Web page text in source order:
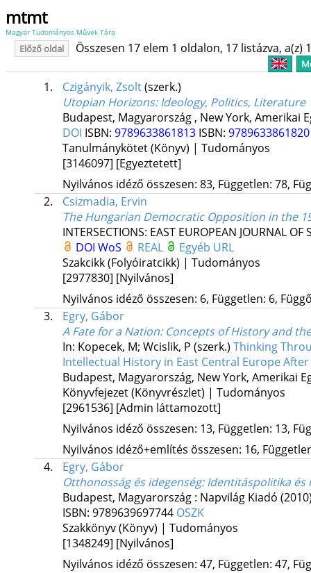
mtmt
Magyar Tudományos Művek Tára
Előző oldal Összesen 17 elem 1 oldalon, 17 listázva, a(z)
1. Czigányik, Zsolt(szerk.)
Utopian Horizons: Ideology, Politics, Literature
Budapest, Magyarország , New York, Amerikai
DOI ISBN: 9789633861813 ISBN:
Tanulmánykötet (Könyv) | Tudományos
[3146097] [Egyeztetett]
Nyilvános idéző összesen: 83, Független: 78,
2.
Csizmadia, Ervin
The Hungarian Democratic Opposition in the
INTERSECTIONS: EAST EUROPEAN JOURNAL OF
DOI WoS REAL
Egyéb URL
Szakcikk (Folyóiratcikk) | Tudományos
[2977830] [Nyilvános]
Nyilvános idéző összesen: 6, Független: 6,
3.
Egry, Gábor
A Fate for a Nation: Concepts of History and
In: Kopecek, M; Wcislik, P (szerk.) Thinking
Intellectual History in East Central Europe After
Budapest, Magyarország, New York, Amerikai
Könyvfejezet (Könyvrészlet) | Tudományos
[2961536] [Admin láttamozott]
Nyilvános idéző összesen: 13, Független: 13,
Nyilvános idéző+említés összesen: 16,
4.
Egry, Gábor
Otthonosság és idegenség: Identitáspolitika és
Budapest, Magyarország : Napvilág Kiadó
ISBN: 9789639697744 OSZK
Szakkönyv (Könyv) | Tudományos
[1348249] [Nyilvános]
Nyilvános idéző összesen: 47, Független: 47,